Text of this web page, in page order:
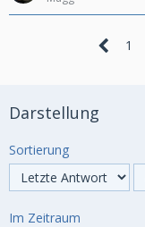
1
Darstellung
Sortierung
Im Zeitraum